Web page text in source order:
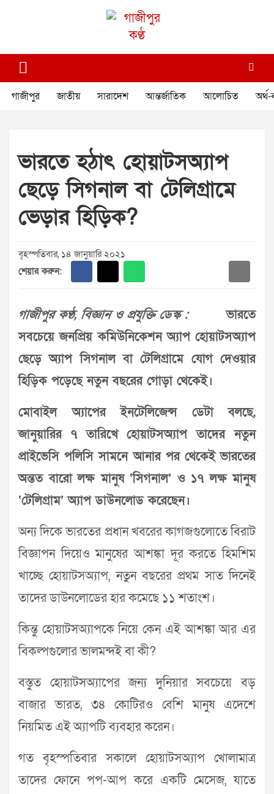
গাজীপুর কণ্ঠ
গাজীপুর জাতীয় সারাদেশ আন্তর্জাতিক আলোচিত অর্থ-
ভারতে হঠাৎ হোয়াটসঅ্যাপ
ছেড়ে সিগনাল বা টেলিগ্রামে
ভেড়ার হিড়িক?
বৃহস্পতিবার, ১৪ জানুয়ারি ২০২১
শেয়ার করুন:
গাজীপুর কণ্ঠ, বিজ্ঞান ও প্রযুক্তি ডেস্ক :ভারতে
সবচেয়ে জনপ্রিয় কমিউনিকেশন অ্যাপ হোয়াটসঅ্যাপ
ছেড়ে অ্যাপ সিগনাল বা টেলিগ্রামে যোগ দেওয়ার
হিড়িক পড়েছে নতুন বছরের গোড়া থেকেই।
মোবাইল অ্যাপের ইনটেলিজেন্স ডেটা বলছে,
জানুয়ারির ৭ তারিখে হোয়াটসঅ্যাপ তাদের নতুন
প্রাইভেসি পলিসি সামনে আনার পর থেকেই ভারতের
অন্তত বারো লক্ষ মানুষ ‘সিগনাল’ ও ১৭ লক্ষ মানুষ
‘টেলিগ্রাম’ অ্যাপ ডাউনলোড করেছেন।
অন্য দিকে ভারতের প্রধান খবরের কাগজগুলোতে বিরাট
বিজ্ঞাপন দিয়েও মানুষের আশঙ্কা দূর করতে হিমশিম
খাচ্ছে হোয়াটসঅ্যাপ, নতুন বছরের প্রথম সাত দিনেই
তাদের ডাউনলোডের হার কমেছে ১১ শতাংশ।
কিন্তু হোয়াটসঅ্যাপকে নিয়ে কেন এই আশঙ্কা আর এর
বিকল্পগুলোর ভালমন্দই বা কী?
বস্তুত হোয়াটসঅ্যাপের জন্য দুনিয়ার সবচেয়ে বড়
বাজার ভারত, ৩৪ কোটিরও বেশি মানুষ এদেশে
নিয়মিত এই অ্যাপটি ব্যবহার করেন।
গত বৃহস্পতিবার সকালে হোয়াটসঅ্যাপ খোলামাত্র
তাদের ফোনে পপ-আপ করে একটি মেসেজ, যাতে